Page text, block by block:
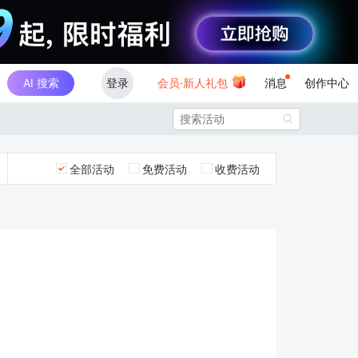
AI 搜索 登录 会员·新人礼包 消息 创作中心

全部活动 免费活动 收费活动